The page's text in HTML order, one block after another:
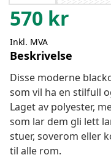
570 kr
Inkl. MVA
Beskrivelse
Disse moderne
som vil ha en stilfull
Laget av polyester,
som lar dem gli lett
stuer, soverom eller
til alle rom.